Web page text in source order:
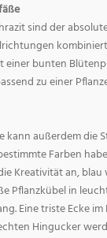
sind der
einer bunten
zu einer
kann außerdem die
Farben
Kreativität an,
Pflanzkübel in
Eine triste Ecke
Hingucker